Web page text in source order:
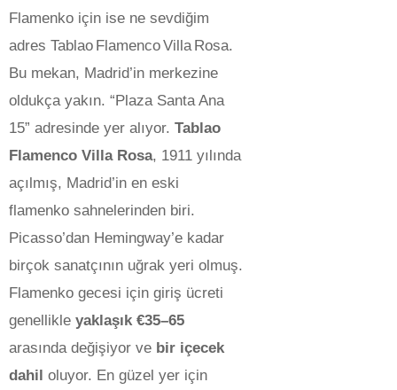
Flamenko için ise ne sevdiğim
adres Tablao Flamenco Villa Rosa.
Bu mekan, Madrid’in merkezine
oldukça yakın. “Plaza Santa Ana
15” adresinde yer alıyor. Tablao
Flamenco Villa Rosa, 1911 yılında
açılmış, Madrid’in en eski
flamenko sahnelerinden biri.
Picasso’dan Hemingway’e kadar
birçok sanatçının uğrak yeri olmuş.
Flamenko gecesi için giriş ücreti
genellikle yaklaşık €35–65
arasında değişiyor ve bir içecek
dahil oluyor. En güzel yer için